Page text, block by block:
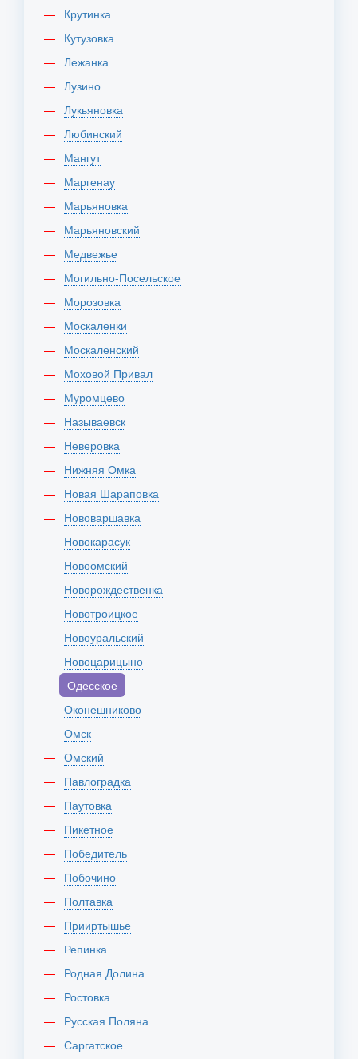
Крутинка
Кутузовка
Лежанка
Лузино
Лукьяновка
Любинский
Мангут
Маргенау
Марьяновка
Марьяновский
Медвежье
Могильно-Посельское
Морозовка
Москаленки
Москаленский
Моховой Привал
Муромцево
Называевск
Неверовка
Нижняя Омка
Новая Шараповка
Нововаршавка
Новокарасук
Новоомский
Новорождественка
Новотроицкое
Новоуральский
Новоцарицыно
Одесское
Оконешниково
Омск
Омский
Павлоградка
Паутовка
Пикетное
Победитель
Побочино
Полтавка
Прииртышье
Репинка
Родная Долина
Ростовка
Русская Поляна
Саргатское